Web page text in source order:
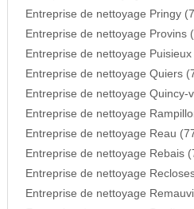
Entreprise de nettoyage Pringy
Entreprise de nettoyage Provins
Entreprise de nettoyage
Entreprise de nettoyage Quiers
Entreprise de nettoyage Quincy-
Entreprise de nettoyage
Entreprise de nettoyage Reau
Entreprise de nettoyage Rebais
Entreprise de nettoyage
Entreprise de nettoyage